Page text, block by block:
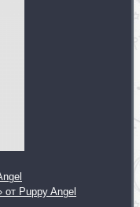
Puppy Angel